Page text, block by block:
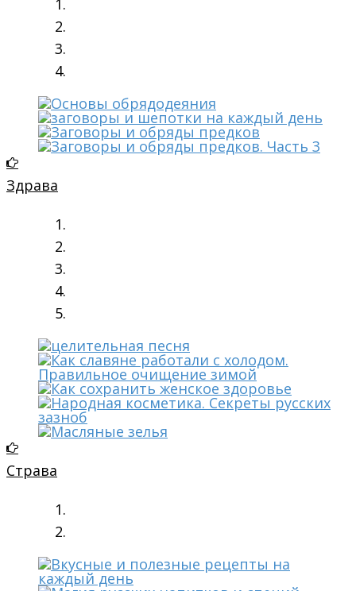
Здрава
Страва